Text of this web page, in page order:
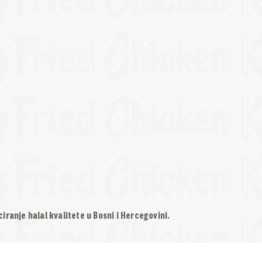
halal kvalitete u Bosni i Hercegovini.